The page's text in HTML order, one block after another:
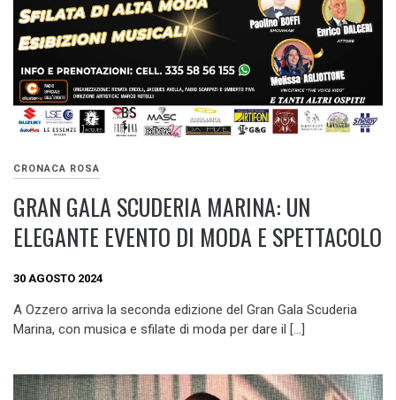
CRONACA ROSA
GRAN GALA SCUDERIA MARINA: UN
ELEGANTE EVENTO DI MODA E SPETTACOLO
30 AGOSTO 2024
A Ozzero arriva la seconda edizione del Gran Gala Scuderia
Marina, con musica e sfilate di moda per dare il […]